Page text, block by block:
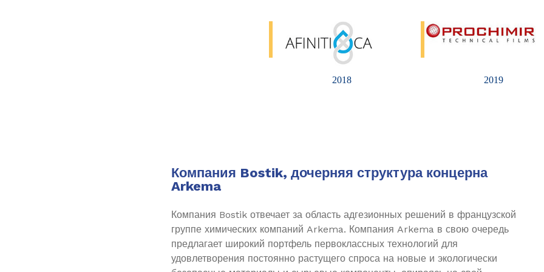
2018 2019
Компания Bostik, дочерняя структура концерна
Arkema
Компания Bostik отвечает за область адгезионных решений в французской
группе химических компаний Arkema. Компания Arkema в свою очередь
предлагает широкий портфель первоклассных технологий для
удовлетворения постоянно растущего спроса на новые и экологически